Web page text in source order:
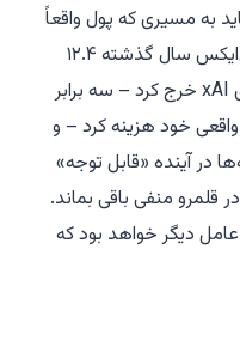
به مسیری که پول واقعاً
در آن جریان دارد توجه کنند. اسپیس‌ایکس سال گذشته ۱۲.۴
میلیارد دلار برای هزینه‌های سرمایه‌ای xAI خرج کرد – سه برابر
خود هزینه کرد – و
در آینده «قابل توجه»
قلمرو منفی باقی بماند.
دیگر خواهد بود که